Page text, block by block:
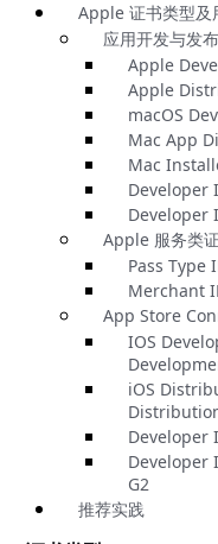
Apple 证书类型及
应用开发与发
Apple
Apple
macOS
Mac App
Mac
Developer
Developer
Apple 服务类
Pass Type
Merchant
App Store
IOS
iOS
Developer
Developer
G2
推荐实践